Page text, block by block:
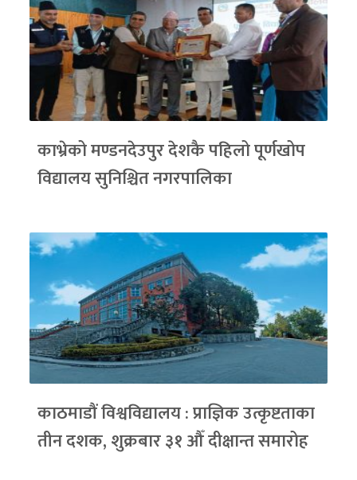
काभ्रेको मण्डनदेउपुर देशकै पहिलो पूर्णखोप
विद्यालय सुनिश्चित नगरपालिका
काठमाडौं विश्वविद्यालय : प्राज्ञिक उत्कृष्टताका
तीन दशक, शुक्रबार ३१ औँ दीक्षान्त समारोह